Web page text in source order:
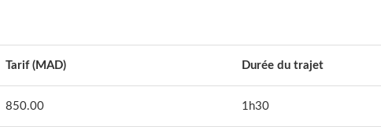
Tarif (MAD) Durée du trajet
850.00 1h30